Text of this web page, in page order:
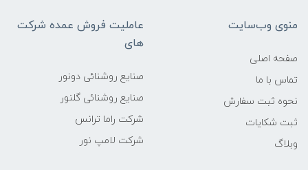
منوی وب‌سایت
صفحه اصلی
تماس با ما
نحوه ثبت سفارش
ثبت شکایات
وبلاگ
عاملیت فروش عمده شرکت
های
صنایع روشنائی دونور
صنایع روشنائی گلنور
شرکت راما ترانس
شرکت لامپ نور